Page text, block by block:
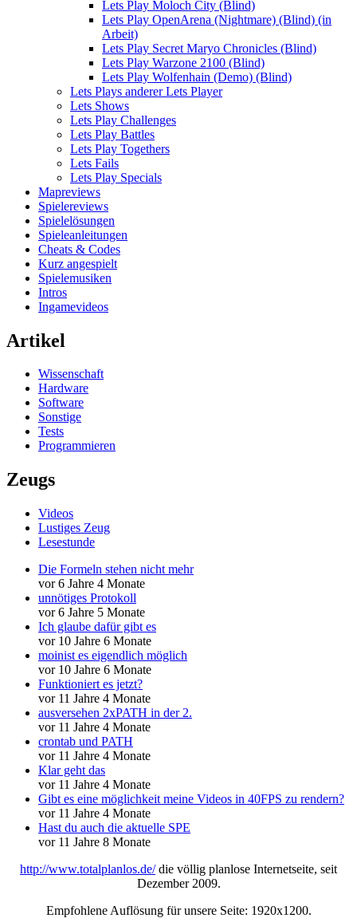
Lets Play Moloch City (Blind)
Lets Play OpenArena (Nightmare) (Blind) (in
Arbeit)
Lets Play Secret Maryo Chronicles (Blind)
Lets Play Warzone 2100 (Blind)
Lets Play Wolfenhain (Demo) (Blind)
Lets Plays anderer Lets Player
Lets Shows
Lets Play Challenges
Lets Play Battles
Lets Play Togethers
Lets Fails
Lets Play Specials
Mapreviews
Spielereviews
Spielelösungen
Spieleanleitungen
Cheats & Codes
Kurz angespielt
Spielemusiken
Intros
Ingamevideos
Artikel
Wissenschaft
Hardware
Software
Sonstige
Tests
Programmieren
Zeugs
Videos
Lustiges Zeug
Lesestunde
Die Formeln stehen nicht mehr
vor 6 Jahre 4 Monate
unnötiges Protokoll
vor 6 Jahre 5 Monate
Ich glaube dafür gibt es
vor 10 Jahre 6 Monate
moinist es eigendlich möglich
vor 10 Jahre 6 Monate
Funktioniert es jetzt?
vor 11 Jahre 4 Monate
ausversehen 2xPATH in der 2.
vor 11 Jahre 4 Monate
crontab und PATH
vor 11 Jahre 4 Monate
Klar geht das
vor 11 Jahre 4 Monate
Gibt es eine möglichkeit meine Videos in 40FPS zu rendern?
vor 11 Jahre 4 Monate
Hast du auch die aktuelle SPE
vor 11 Jahre 8 Monate
http://www.totalplanlos.de/die völlig planlose Internetseite, seit
Dezember 2009.
Empfohlene Auflösung für unsere Seite: 1920x1200.